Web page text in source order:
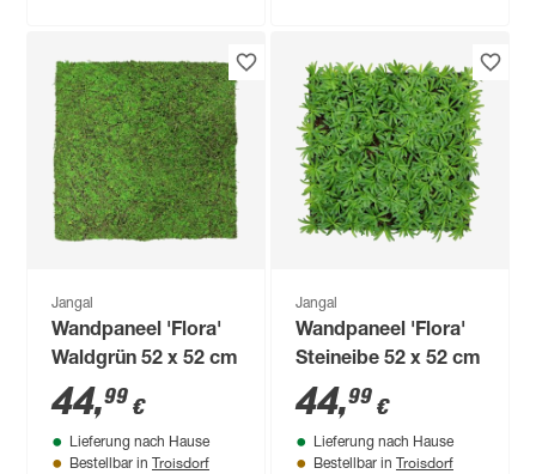
Jangal
Wandpaneel 'Flora'
Waldgrün 52 x 52 cm
44,99 €
Lieferung nach Hause
Bestellbar in Troisdorf
Jangal
Wandpaneel 'Flora'
Steineibe 52 x 52 cm
44,99 €
Lieferung nach Hause
Bestellbar in Troisdorf